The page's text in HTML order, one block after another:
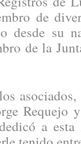
de
desde su
de la
a